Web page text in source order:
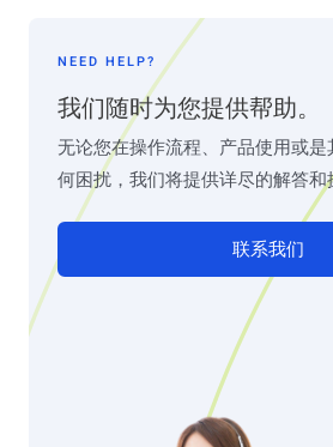
NEED HELP?
我们随时为您提供帮助。
无论您在操作流程、产品使用或
何困扰，我们将提供详尽的解答和
联系我们